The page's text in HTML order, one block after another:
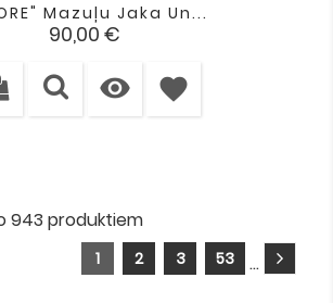
Mazuļu Jaka Un...
Cena
90,00 €
 favorite
943 produktiem
1 2 3 …
53